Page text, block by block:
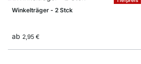
Winkelträger - 2 Stck
ab 2,95 €